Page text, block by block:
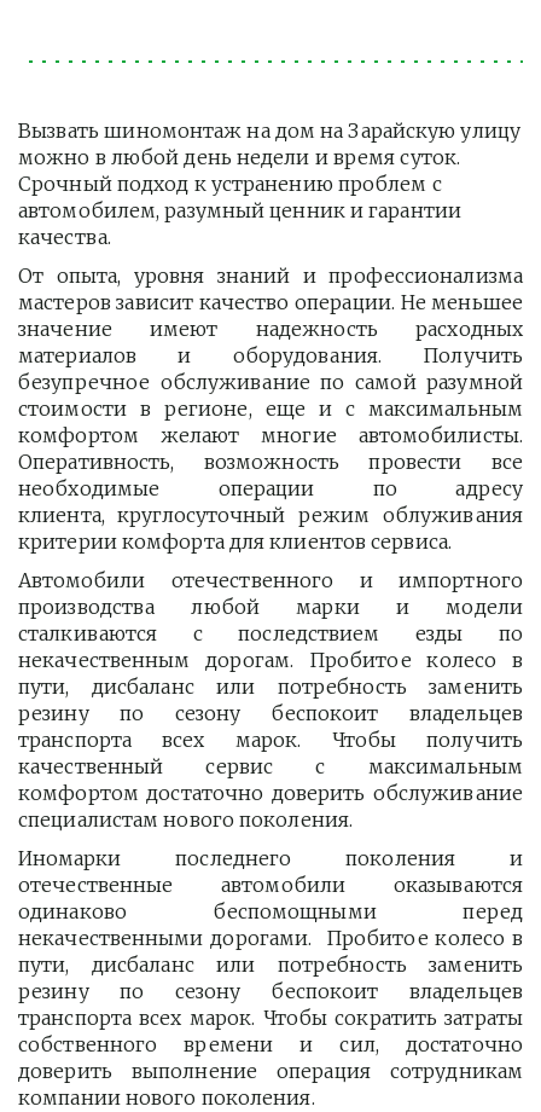
Вызвать шиномонтаж на дом на Зарайскую улицу
можно в любой день недели и время суток.
Срочный подход к устранению проблем с
автомобилем, разумный ценник и гарантии
качества.
От опыта, уровня знаний и профессионализма
мастеров зависит качество операции. Не меньшее
значение имеют надежность расходных
материалов и оборудования. Получить
безупречное обслуживание по самой разумной
стоимости в регионе, еще и с максимальным
комфортом желают многие автомобилисты.
Оперативность, возможность провести все
необходимые операции по адресу
клиента, круглосуточный режим облуживания
критерии комфорта для клиентов сервиса.
Автомобили отечественного и импортного
производства любой марки и модели
сталкиваются с последствием езды по
некачественным дорогам. Пробитое колесо в
пути, дисбаланс или потребность заменить
резину по сезону беспокоит владельцев
транспорта всех марок. Чтобы получить
качественный сервис с максимальным
комфортом достаточно доверить обслуживание
специалистам нового поколения.
Иномарки последнего поколения и
отечественные автомобили оказываются
одинаково беспомощными перед
некачественными дорогами. Пробитое колесо в
пути, дисбаланс или потребность заменить
резину по сезону беспокоит владельцев
транспорта всех марок. Чтобы сократить затраты
собственного времени и сил, достаточно
доверить выполнение операция сотрудникам
компании нового поколения.